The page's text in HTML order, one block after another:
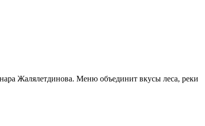
Жалялетдинова. Меню объединит вкусы леса, реки